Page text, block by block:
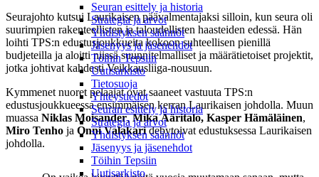
Seuran esittely ja historia
Strategia ja arvot
Yhdistyksen säännöt
Jäsenyys ja jäsenehdot
Töihin Tepsiin
Uutisarkisto
Tietosuoja
Yhteystiedot
Seuran esittely ja historia
Strategia ja arvot
Yhdistyksen säännöt
Jäsenyys ja jäsenehdot
Töihin Tepsiin
Uutisarkisto
Seurajohto kutsui Laurikaisen päävalmentajaksi silloin, kun seura oli
suurimpien rakenteellisten ja taloudellisten haasteiden edessä. Hän
loihti TPS:n edustusjoukkueita kokoon suhteellisen pienillä
budjeteilla ja aloitti niissä suunnitelmalliset ja määrätietoiset projektit,
jotka johtivat kahdesti Veikkausliiga-nousuun.
Kymmenet nuoret pelaajat ovat saaneet vastuuta TPS:n
edustusjoukkueessa ensimmäisen kerran Laurikaisen johdolla. Muun
muassa Niklas Moisander,Mika Ääritalo, Kasper Hämäläinen,
Miro Tenho ja Onni Valakaridebytoivat edustuksessa Laurikaisen
johdolla.